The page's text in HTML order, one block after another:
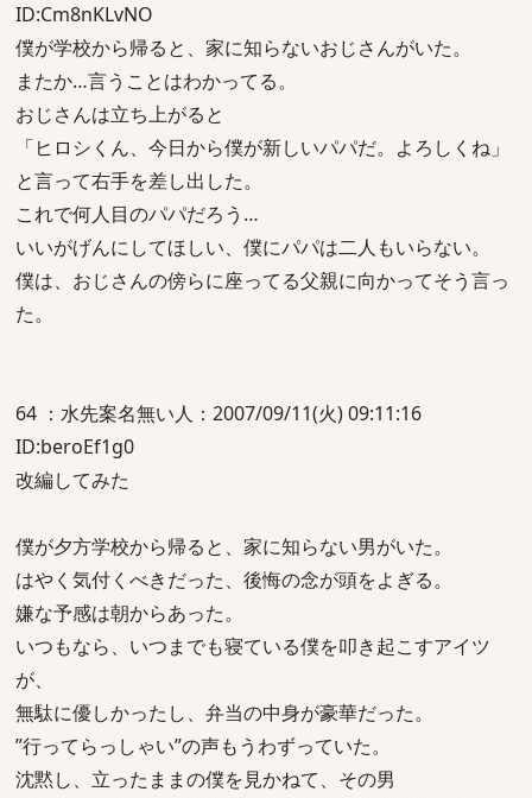
ID:Cm8nKLvNO
僕が学校から帰ると、家に知らないおじさんがいた。
またか…言うことはわかってる。
おじさんは立ち上がると
「ヒロシくん、今日から僕が新しいパパだ。よろしくね」
と言って右手を差し出した。
これで何人目のパパだろう…
いいがげんにしてほしい、僕にパパは二人もいらない。
僕は、おじさんの傍らに座ってる父親に向かってそう言っ
た。
64 ：水先案名無い人：2007/09/11(火) 09:11:16
ID:beroEf1g0
改編してみた
僕が夕方学校から帰ると、家に知らない男がいた。
はやく気付くべきだった、後悔の念が頭をよぎる。
嫌な予感は朝からあった。
いつもなら、いつまでも寝ている僕を叩き起こすアイツ
が、
無駄に優しかったし、弁当の中身が豪華だった。
”行ってらっしゃい”の声もうわずっていた。
沈黙し、立ったままの僕を見かねて、その男